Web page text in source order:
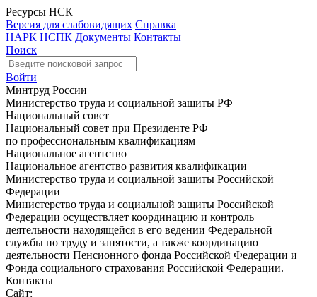
Ресурсы НСК
Версия для слабовидящих Справка
НАРК НСПК Документы Контакты
Поиск
Войти
Минтруд России
Министерство труда и социальной защиты РФ
Национальный совет
Национальный совет при Президенте РФ
по профессиональным квалификациям
Национальное агентство
Национальное агентство развития квалификации
Министерство труда и социальной защиты Российской
Федерации
Министерство труда и социальной защиты Российской
Федерации осуществляет координацию и контроль
деятельности находящейся в его ведении Федеральной
службы по труду и занятости, а также координацию
деятельности Пенсионного фонда Российской Федерации и
Фонда социального страхования Российской Федерации.
Контакты
Сайт: